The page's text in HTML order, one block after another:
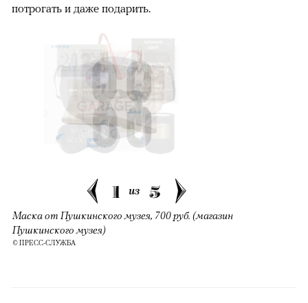
потрогать и даже подарить.
1 из 5
Маска от Пушкинского музея, 700 руб. (магазин
Пушкинского музея)
© ПРЕСС-СЛУЖБА